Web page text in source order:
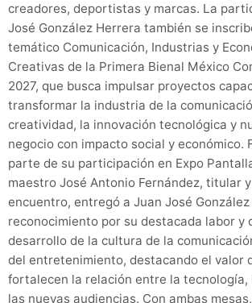
creadores, deportistas y marcas. La
José González Herrera también se
temático Comunicación, Industrias y
Creativas de la Primera Bienal México
2027, que busca impulsar proyectos
transformar la industria de la
creatividad, la innovación tecnológica y
negocio con impacto social y económico.
parte de su participación en Expo
maestro José Antonio Fernández, titular
encuentro, entregó a Juan José
reconocimiento por su destacada labor y
desarrollo de la cultura de la
del entretenimiento, destacando el valor
fortalecen la relación entre la tecnología,
las nuevas audiencias. Con ambas